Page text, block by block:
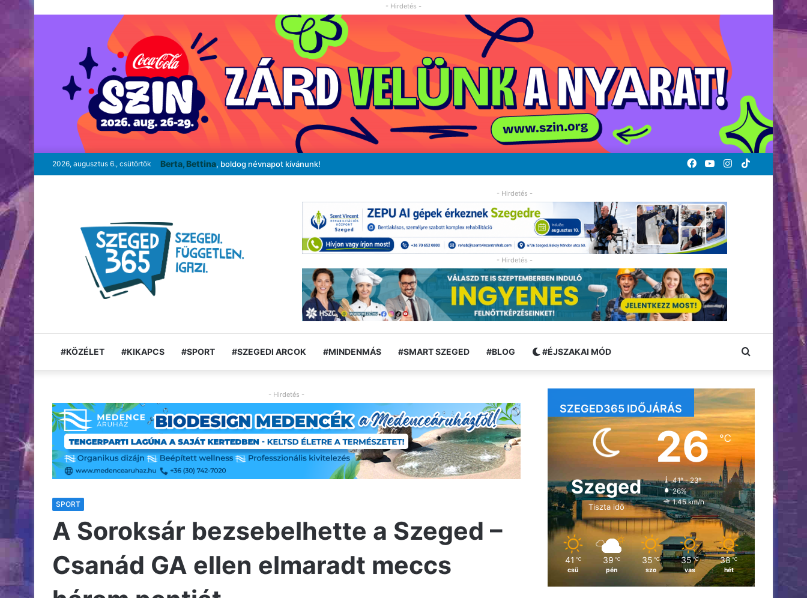
- Hirdetés -
2026, augusztus 6., csütörtök Berta, Bettina, boldog névnapot kívánunk! TikTok
Instagram
YouTube
Facebook
- Hirdetés -
- Hirdetés -
#KÖZÉLET #KIKAPCS #SPORT #SZEGEDI ARCOK #MINDENMÁS #SMART SZEGED #BLOG #ÉJSZAKAI MÓD Keresés:
- Hirdetés -
SPORT
A Soroksár bezsebelhette a Szeged –
Csanád GA ellen elmaradt meccs
SZEGED365 IDŐJÁRÁS
Szeged
Tiszta idő
26℃
41º - 23º
26%
1.45 km/h
41 ℃
csü
39 ℃
pén
35 ℃
szo
35 ℃
vas
38 ℃
hét